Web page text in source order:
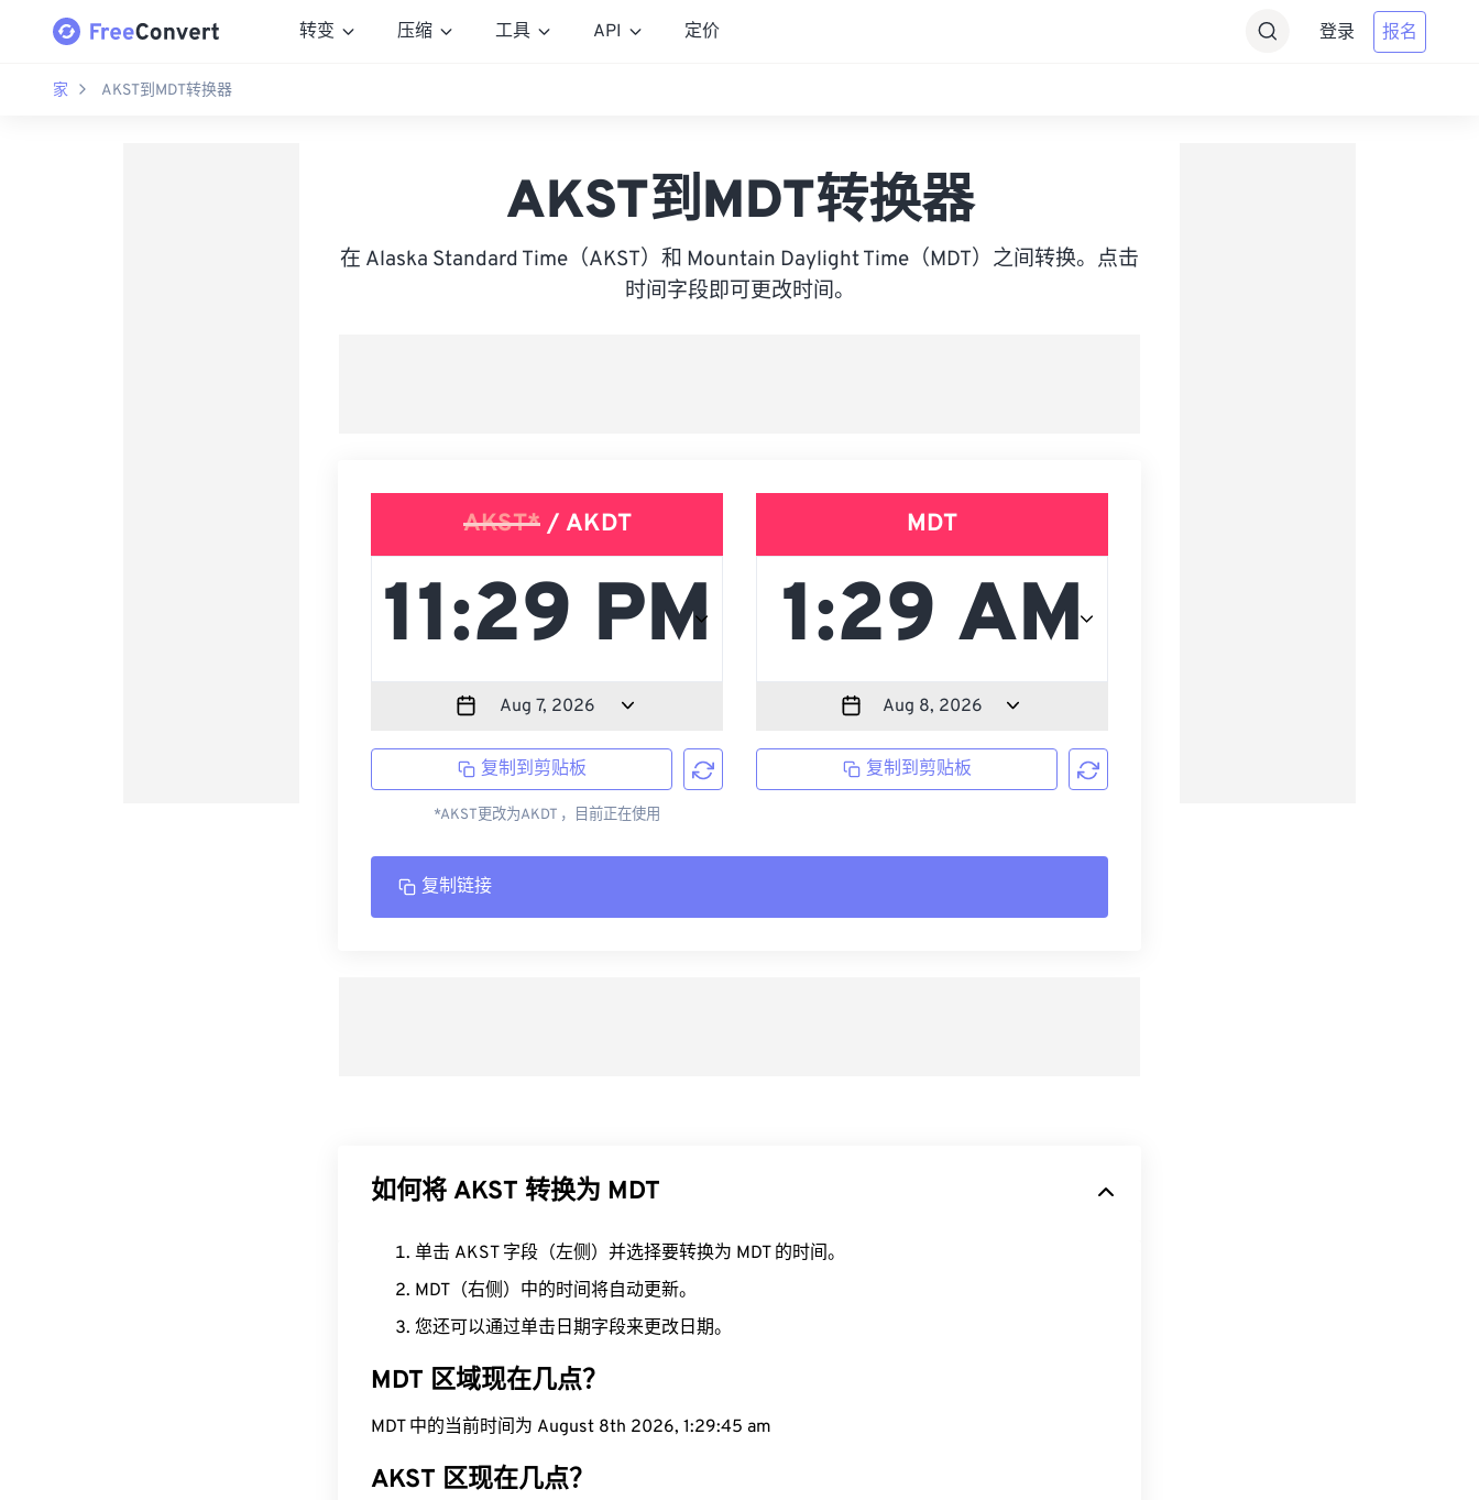
转变 压缩 工具 API 定价 登录 报名
家 AKST到MDT转换器
AKST到MDT转换器
在 Alaska Standard Time（AKST）和 Mountain Daylight Time（MDT）之间转换。点击
时间字段即可更改时间。
AKST*/ AKDT
复制到剪贴板
*AKST更改为AKDT ，目前正在使用
MDT
复制到剪贴板
复制链接
如何将 AKST 转换为 MDT
单击 AKST 字段（左侧）并选择要转换为 MDT 的时间。
MDT（右侧）中的时间将自动更新。
您还可以通过单击日期字段来更改日期。
MDT 区域现在几点？
MDT 中的当前时间为 August 8th 2026, 1:29:46 am
AKST 区现在几点？